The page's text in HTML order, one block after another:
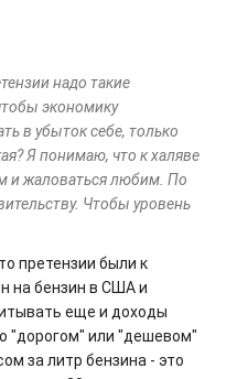
надо такие
экономику
в убыток себе, только
Я понимаю, что к халяве
и жаловаться любим. По
Чтобы уровень
претензии были к
на бензин в США и
еще и доходы
"дорогом" или "дешевом"
за литр бензина - это